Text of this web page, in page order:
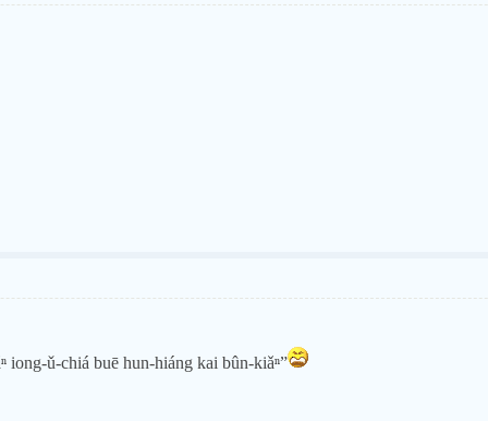
ǔ-chiá buē hun-hiáng kai bûn-kiǎⁿ”